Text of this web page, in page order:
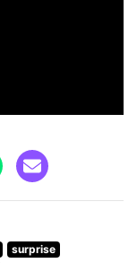
surprise